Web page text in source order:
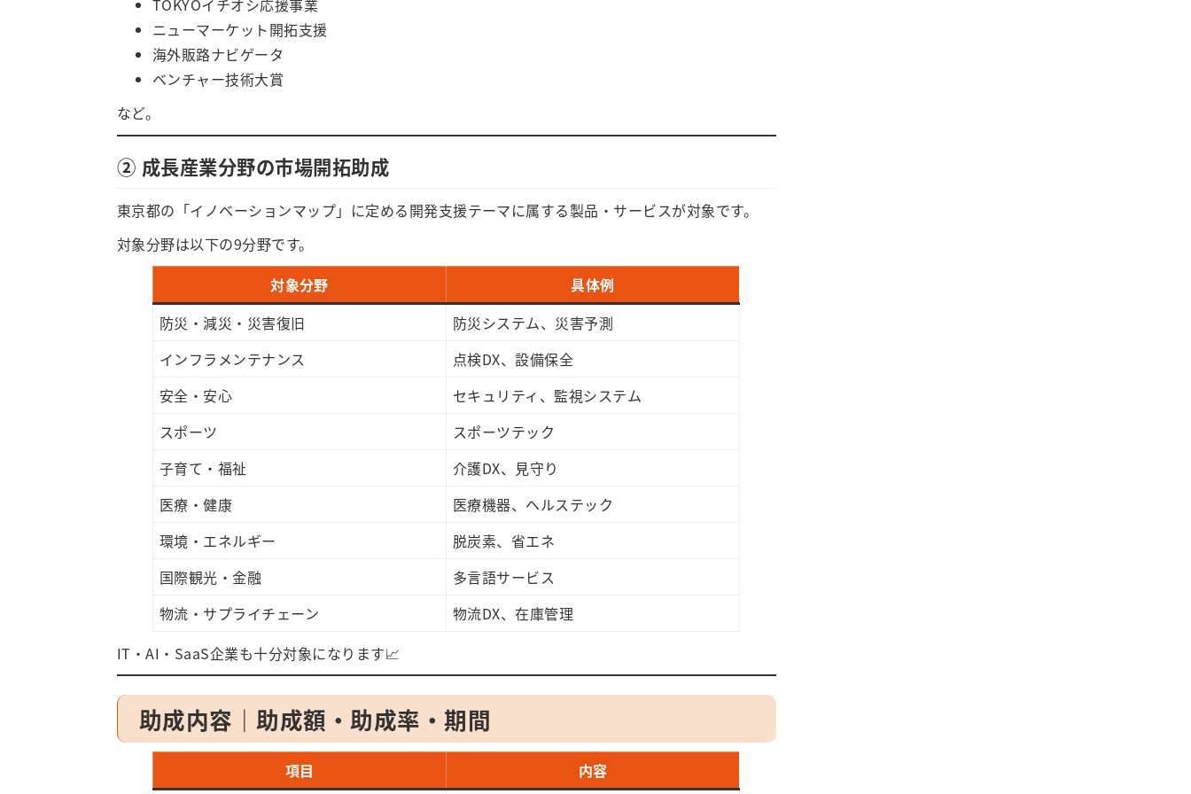
TOKYOイチオシ応援事業
ニューマーケット開拓支援
海外販路ナビゲータ
ベンチャー技術大賞
など。
② 成長産業分野の市場開拓助成
東京都の「イノベーションマップ」に定める開発支援テーマに属する製品・サービスが対象です。
対象分野は以下の9分野です。
対象分野
具体例
防災・減災・災害復旧
防災システム、災害予測
インフラメンテナンス
点検DX、設備保全
安全・安心
セキュリティ、監視システム
スポーツ
スポーツテック
子育て・福祉
介護DX、見守り
医療・健康
医療機器、ヘルステック
環境・エネルギー
脱炭素、省エネ
国際観光・金融
多言語サービス
物流・サプライチェーン
物流DX、在庫管理
IT・AI・SaaS企業も十分対象になります📈
助成内容｜助成額・助成率・期間
項目 内容